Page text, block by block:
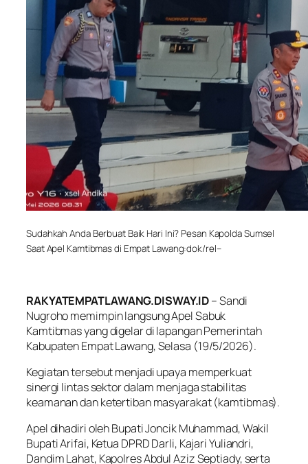
Sudahkah Anda Berbuat Baik Hari Ini? Pesan Kapolda Sumsel
Saat Apel Kamtibmas di Empat Lawang:dok/rel–
RAKYATEMPATLAWANG.DISWAY.ID– Sandi
Nugroho memimpin langsung Apel Sabuk
Kamtibmas yang digelar di lapangan Pemerintah
Kabupaten Empat Lawang, Selasa (19/5/2026).
Kegiatan tersebut menjadi upaya memperkuat
sinergi lintas sektor dalam menjaga stabilitas
keamanan dan ketertiban masyarakat (kamtibmas).
Apel dihadiri oleh Bupati Joncik Muhammad, Wakil
Bupati Arifai, Ketua DPRD Darli, Kajari Yuliandri,
Dandim Lahat, Kapolres Abdul Aziz Septiady, serta